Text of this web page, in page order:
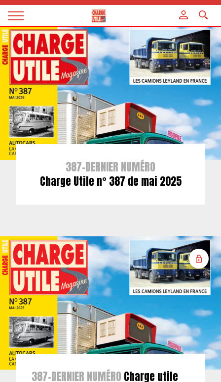
Magazine
Charge
utile
387-DERNIER NUMÉRO
Charge Utile n° 387 de mai 2025
387-DERNIER NUMÉRO Charge utile
Panneau de gestion des cookies